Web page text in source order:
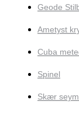
Geode
Ametyst
Cuba
Spinel
Skær